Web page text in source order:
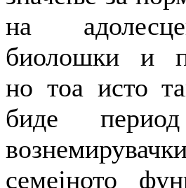
на
биолошки и
но тоа исто
биде
семејното